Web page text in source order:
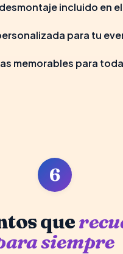
incluido en
para tu
memorables para
6
que
siempre